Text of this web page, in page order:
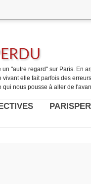
un "autre regard" sur Paris. En
vivant elle fait parfois des
qui nous pousse à aller de